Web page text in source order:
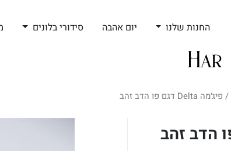
החנות שלנו יום אהבה סידורי בלונים
/ פיג׳מה Delta דגם פו הדב זהב